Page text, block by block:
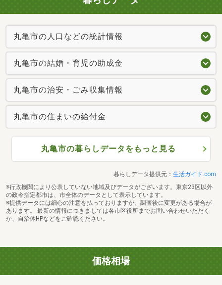
丸亀市の人口などの統計情報
丸亀市の結婚・育児の助成金
丸亀市の治安・ごみ収集情報
丸亀市の住まいの給付金
丸亀市の暮らしデータをもっと見る
暮らしデータ提供元： 生活ガイド.com
※行政機関により公表していない地域及びデータがございます。東京23区以外
の政令指定都市は、市全体のデータとして表示しています。
※提供データには細心の注意を払っておりますが、調査後に変更がある場合が
あります。 最新の情報につきましては各市区役所までお問い合わせいただく
か、自治体HPなどをご確認ください。
価格相場